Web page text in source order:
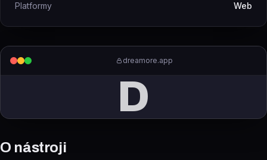
dreamore.app
D
O nástroji
Platformy Web